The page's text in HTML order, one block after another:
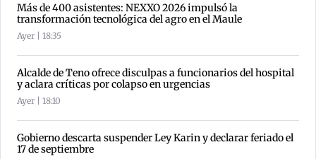
Más de 400 asistentes: NEXXO 2026 impulsó la
transformación tecnológica del agro en el Maule
Ayer | 18:35
Alcalde de Teno ofrece disculpas a funcionarios del hospital
y aclara críticas por colapso en urgencias
Ayer | 18:10
Gobierno descarta suspender Ley Karin y declarar feriado el
17 de septiembre